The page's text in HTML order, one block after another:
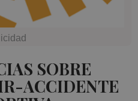
SOBRE
ACCIDENTE